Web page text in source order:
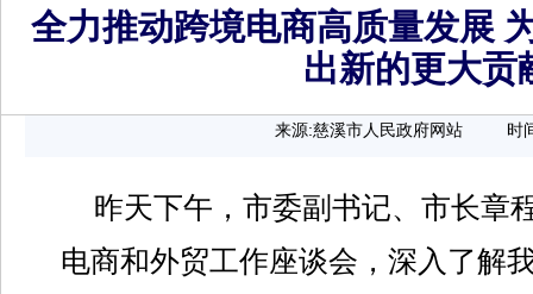
全力推动跨境电商高质量发展
出新的更大贡
来源:慈溪市人民政府网站 时
昨天下午，市委副书记、市长章
电商和外贸工作座谈会，深入了解